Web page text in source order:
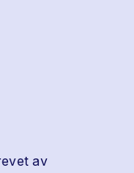
av